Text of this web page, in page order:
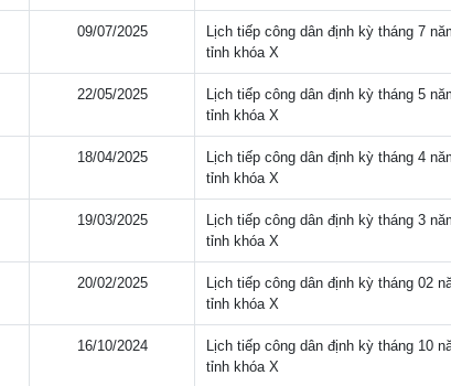
09/07/2025
Lịch tiếp công dân định kỳ tháng 7
tỉnh khóa X
22/05/2025
Lịch tiếp công dân định kỳ tháng 5
tỉnh khóa X
18/04/2025
Lịch tiếp công dân định kỳ tháng 4
tỉnh khóa X
19/03/2025
Lịch tiếp công dân định kỳ tháng 3
tỉnh khóa X
20/02/2025
Lịch tiếp công dân định kỳ tháng 02
tỉnh khóa X
16/10/2024
Lịch tiếp công dân định kỳ tháng 10
tỉnh khóa X